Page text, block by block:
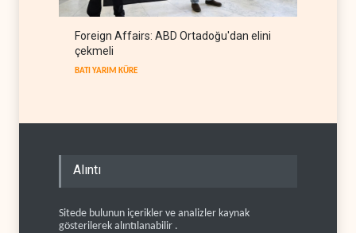
Foreign Affairs: ABD Ortadoğu'dan elini
çekmeli
BATI YARIM KÜRE
Alıntı
Sitede bulunun içerikler ve analizler kaynak
gösterilerek alıntılanabilir .